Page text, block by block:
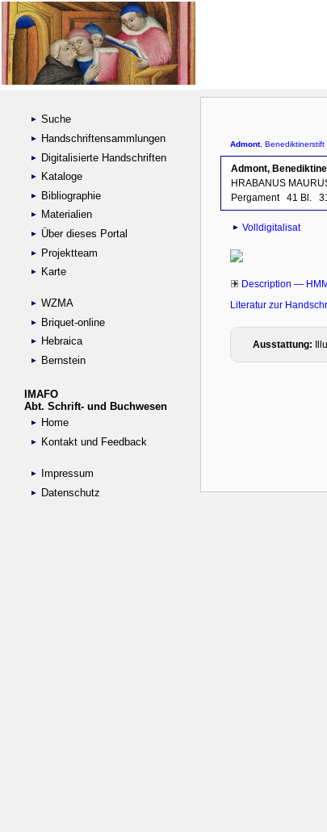
Suche
Handschriftensammlungen
Digitalisierte Handschriften
Kataloge
Bibliographie
Materialien
Über dieses Portal
Projektteam
Karte
WZMA
Briquet-online
Hebraica
Bernstein
IMAFO
Abt. Schrift- und Buchwesen
Home
Kontakt und Feedback
Impressum
Datenschutz